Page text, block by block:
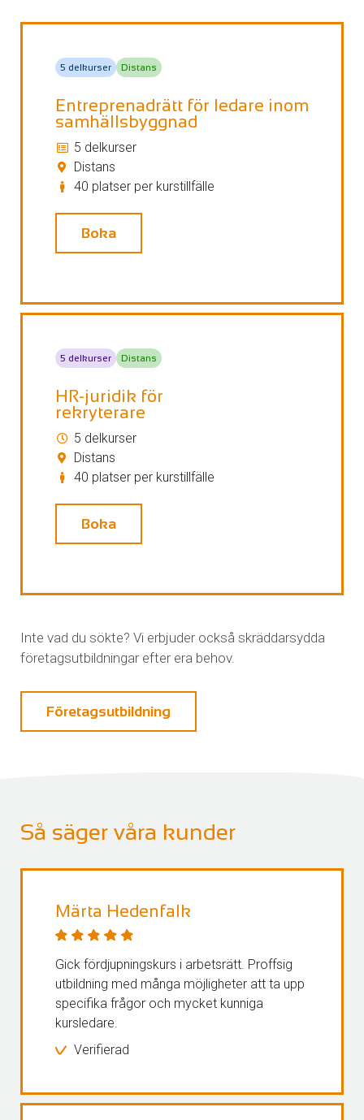
5 delkurser Distans
Entreprenadrätt för ledare inom
samhällsbyggnad
5 delkurser
Distans
40 platser per kurstillfälle
Boka
5 delkurser Distans
HR-juridik för
rekryterare
5 delkurser
Distans
40 platser per kurstillfälle
Boka
Inte vad du sökte? Vi erbjuder också skräddarsydda
företagsutbildningar efter era behov.
Företagsutbildning
Så säger våra kunder
Märta Hedenfalk
Gick fördjupningskurs i arbetsrätt. Proffsig
utbildning med många möjligheter att ta upp
specifika frågor och mycket kunniga
kursledare.
Verifierad